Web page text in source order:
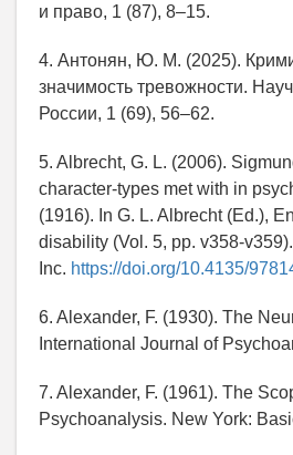
и право, 1 (87), 8–15.
4. Антонян, Ю. М. (2025).
значимость тревожности.
России, 1 (69), 56–62.
5. Albrecht, G. L. (2006).
character-types met with in
(1916). In G. L. Albrecht (Ed.),
disability (Vol. 5, pp. v358-
Inc. https://doi.org/10.4135/
6. Alexander, F. (1930). The
International Journal of
7. Alexander, F. (1961). The
Psychoanalysis. New York: